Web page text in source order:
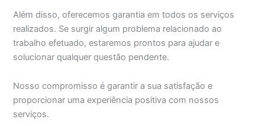
Além disso, oferecemos garantia em todos os serviços
realizados. Se surgir algum problema relacionado ao
trabalho efetuado, estaremos prontos para ajudar e
solucionar qualquer questão pendente.
Nosso compromisso é garantir a sua satisfação e
proporcionar uma experiência positiva com nossos
serviços.